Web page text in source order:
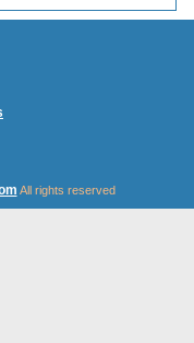
All rights reserved